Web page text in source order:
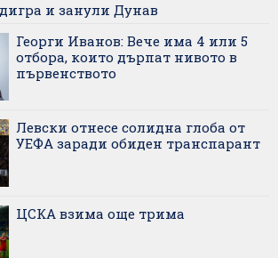
и занули Дунав
Георги Иванов: Вече има 4 или 5
отбора, които дърпат нивото в
първенството
Левски отнесе солидна глоба от
УЕФА заради обиден транспарант
ЦСКА взима още трима